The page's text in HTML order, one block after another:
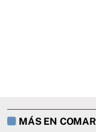
MÁS EN